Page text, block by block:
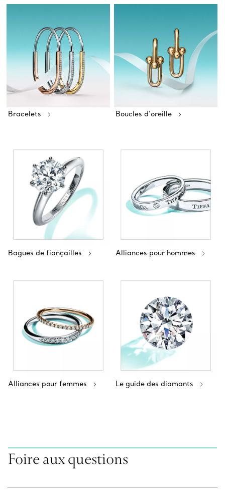
Bracelets Boucles d’oreille
Bagues de fiançailles Alliances pour hommes
Alliances pour femmes Le guide des diamants
Foire aux questions